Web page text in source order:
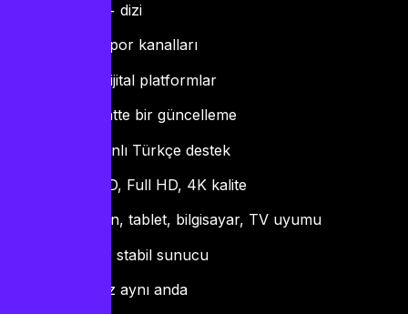
5.000+ dizi
Tüm spor kanalları
Tüm dijital platformlar
24 saatte bir güncelleme
7/7 canlı Türkçe destek
SD, HD, Full HD, 4K kalite
Telefon, tablet, bilgisayar, TV uyumu
%99.9 stabil sunucu
3 cihaz aynı anda